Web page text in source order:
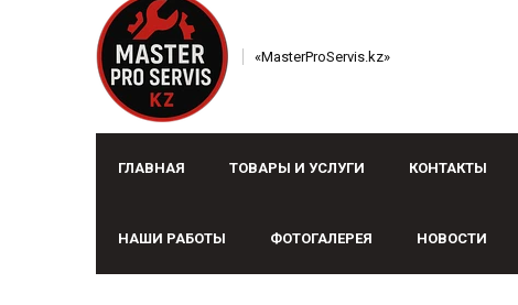
«MasterProServis.kz»
ГЛАВНАЯ ТОВАРЫ И УСЛУГИ КОНТАКТЫ
НАШИ РАБОТЫ ФОТОГАЛЕРЕЯ НОВОСТИ